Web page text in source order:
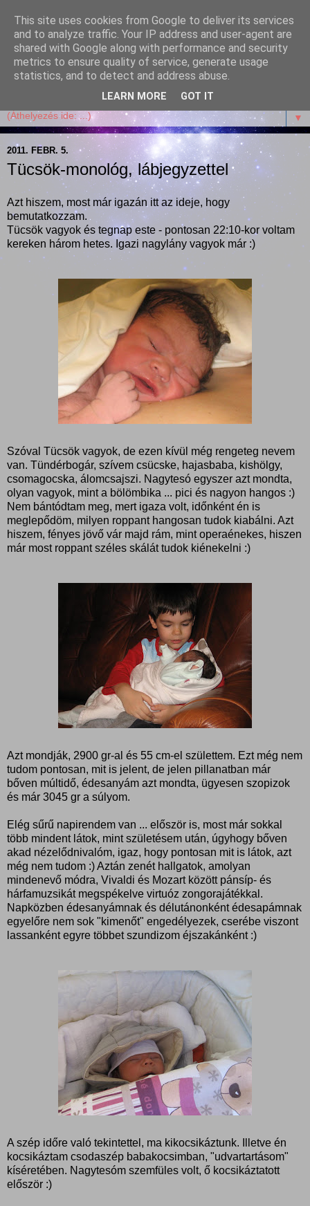
Garffyka
Szösszenetek a konyhámból, az életemből. Mosollyal,
receptekkel, vidámsággal, marcipánnal, csokival.
▼
2011. FEBR. 5.
Tücsök-monológ, lábjegyzettel
Azt hiszem, most már igazán itt az ideje, hogy
bemutatkozzam.
Tücsök vagyok és tegnap este - pontosan 22:10-kor voltam
kereken három hetes. Igazi nagylány vagyok már :)
Szóval Tücsök vagyok, de ezen kívül még rengeteg nevem
van. Tündérbogár, szívem csücske, hajasbaba, kishölgy,
csomagocska, álomcsajszi. Nagytesó egyszer azt mondta,
olyan vagyok, mint a bölömbika ... pici és nagyon hangos :)
Nem bántódtam meg, mert igaza volt, időnként én is
meglepődöm, milyen roppant hangosan tudok kiabálni. Azt
hiszem, fényes jövő vár majd rám, mint operaénekes, hiszen
már most roppant széles skálát tudok kiénekelni :)
Azt mondják, 2900 gr-al és 55 cm-el születtem. Ezt még nem
tudom pontosan, mit is jelent, de jelen pillanatban már
bőven múltidő, édesanyám azt mondta, ügyesen szopizok
és már 3045 gr a súlyom.
Elég sűrű napirendem van ... először is, most már sokkal
több mindent látok, mint születésem után, úgyhogy bőven
akad nézelődnivalóm, igaz, hogy pontosan mit is látok, azt
még nem tudom :) Aztán zenét hallgatok, amolyan
mindenevő módra, Vivaldi és Mozart között pánsíp- és
hárfamuzsikát megspékelve virtuóz zongorajátékkal.
Napközben édesanyámnak és délutánonként édesapámnak
egyelőre nem sok "kimenőt" engedélyezek, cserébe viszont
lassanként egyre többet szundizom éjszakánként :)
A szép időre való tekintettel, ma kikocsikáztunk. Illetve én
kocsikáztam csodaszép babakocsimban, "udvartartásom"
kíséretében. Nagytesóm szemfüles volt, ő kocsikáztatott
először :)
This site uses cookies from Google to deliver its services
and to analyze traffic. Your IP address and user-agent are
shared with Google along with performance and security
metrics to ensure quality of service, generate usage
statistics, and to detect and address abuse.
LEARN MORE GOT IT